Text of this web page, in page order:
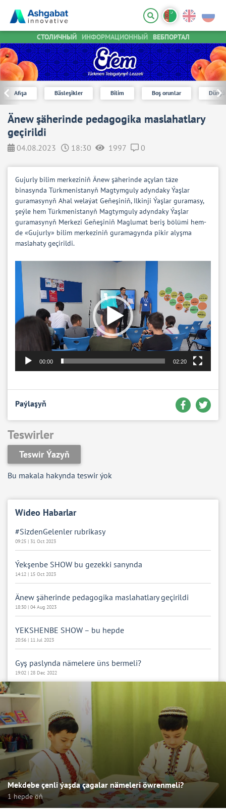
СТОЛИЧНЫЙ ИНФОРМАЦИОННЫЙ ВЕБПОРТАЛ
Afişa Bäsleşikler Bilim Boş orunlar
Änew şäherinde pedagogika maslahatlary
geçirildi
04.08.2023 18:30 1997 0
Gujurly bilim merkeziniň Änew şäherinde açylan täze
binasynda Türkmenistanyň Magtymguly adyndaky Ýaşlar
guramasynyň Ahal welaýat Geňeşiniň, Ilkinji Ýaşlar guramasy,
şeýle hem Türkmenistanyň Magtymguly adyndaky Ýaşlar
guramasynyň Merkezi Geňeşiniň Maglumat beriş bölümi hem-
de «Gujurly» bilim merkeziniň guramagynda pikir alyşma
maslahaty geçirildi.
Video
Player
00:00 02:20
Paýlaşyň
Wideo Habarlar
#SizdenGelenler rubrikasy
09:25 | 31 Oct 2023
Ýekşenbe SHOW bu gezekki sanynda
14:12 | 15 Oct 2023
Änew şäherinde pedagogika maslahatlary geçirildi
18:30 | 04 Aug 2023
YEKSHENBE SHOW – bu hepde
20:56 | 11 Jul 2023
Gyş paslynda nämelere üns bermeli?
19:02 | 28 Dec 2022
Teswirler
Teswir Ýazyň
Bu makala hakynda teswir ýok
Mekdebe çenli ýaşda çagalar nämeleri öwrenmeli?
1 hepde öň